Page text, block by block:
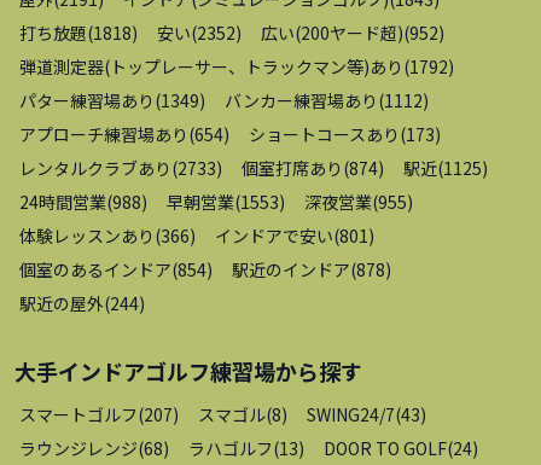
打ち放題(1818) 安い(2352) 広い(200ヤード超)(952)
弾道測定器(トップレーサー、トラックマン等)あり (1792)
パター練習場あり (1349) バンカー練習場あり (1112)
アプローチ練習場あり (654) ショートコースあり (173)
レンタルクラブあり (2733) 個室打席あり (874) 駅近(1125)
24時間営業(988) 早朝営業(1553) 深夜営業(955)
体験レッスンあり (366) インドアで安い(801)
個室のあるインドア(854) 駅近のインドア(878)
駅近の屋外(244)
大手インドアゴルフ練習場から探す
スマートゴルフ(207) スマゴル(8) SWING24/7(43)
ラウンジレンジ(68) ラハゴルフ(13) DOOR TO GOLF(24)